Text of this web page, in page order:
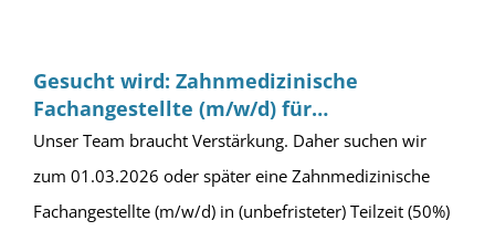
Gesucht wird: Zahnmedizinische
Fachangestellte (m/w/d) für
Gruppenprophylaxe in Teilzeit (50%)
Unser Team braucht Verstärkung. Daher suchen wir
zum 01.03.2026 oder später eine Zahnmedizinische
Fachangestellte (m/w/d) in (unbefristeter) Teilzeit (50%)